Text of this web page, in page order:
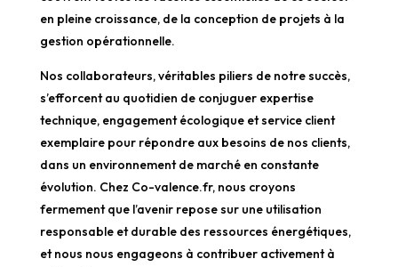
en pleine croissance, de la conception de projets à la
gestion opérationnelle.
Nos collaborateurs, véritables piliers de notre succès,
s’efforcent au quotidien de conjuguer expertise
technique, engagement écologique et service client
exemplaire pour répondre aux besoins de nos clients,
dans un environnement de marché en constante
évolution. Chez Co-valence.fr, nous croyons
fermement que l’avenir repose sur une utilisation
responsable et durable des ressources énergétiques,
et nous nous engageons à contribuer activement à